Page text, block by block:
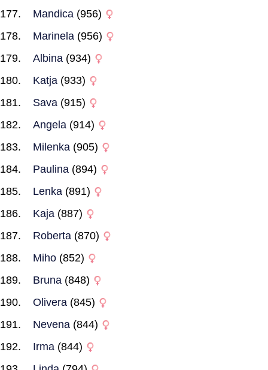
Mandica (956)
Marinela (956)
Albina (934)
Katja (933)
Sava (915)
Angela (914)
Milenka (905)
Paulina (894)
Lenka (891)
Kaja (887)
Roberta (870)
Miho (852)
Bruna (848)
Olivera (845)
Nevena (844)
Irma (844)